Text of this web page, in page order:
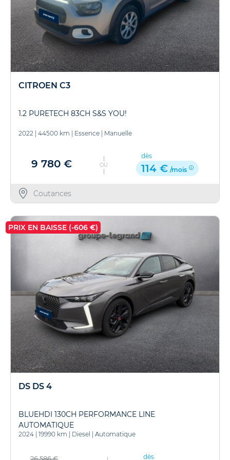
CITROEN C3
1.2 PURETECH 83CH S&S YOU!
2022 | 44500 km | Essence | Manuelle
9 780 € OU
dès
114 € /mois
Coutances
PRIX EN BAISSE (-606 €)
DS DS 4
BLUEHDI 130CH PERFORMANCE LINE
AUTOMATIQUE
2024 19990 km Diesel Automatique
26 586 € dès